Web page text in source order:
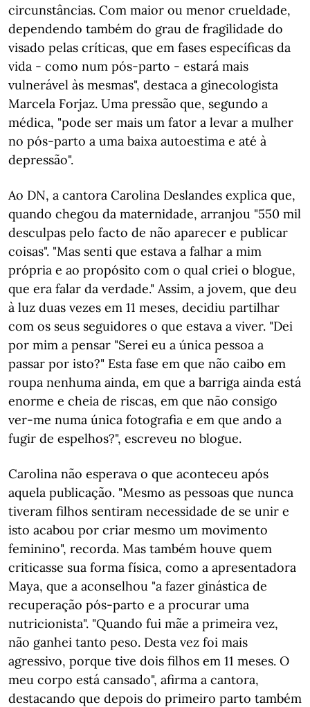
circunstâncias. Com maior ou menor crueldade,
dependendo também do grau de fragilidade do
visado pelas críticas, que em fases específicas da
vida - como num pós-parto - estará mais
vulnerável às mesmas", destaca a ginecologista
Marcela Forjaz. Uma pressão que, segundo a
médica, "pode ser mais um fator a levar a mulher
no pós-parto a uma baixa autoestima e até à
depressão".
Ao DN, a cantora Carolina Deslandes explica que,
quando chegou da maternidade, arranjou "550 mil
desculpas pelo facto de não aparecer e publicar
coisas". "Mas senti que estava a falhar a mim
própria e ao propósito com o qual criei o blogue,
que era falar da verdade." Assim, a jovem, que deu
à luz duas vezes em 11 meses, decidiu partilhar
com os seus seguidores o que estava a viver. "Dei
por mim a pensar "Serei eu a única pessoa a
passar por isto?" Esta fase em que não caibo em
roupa nenhuma ainda, em que a barriga ainda está
enorme e cheia de riscas, em que não consigo
ver-me numa única fotografia e em que ando a
fugir de espelhos?", escreveu no blogue.
Carolina não esperava o que aconteceu após
aquela publicação. "Mesmo as pessoas que nunca
tiveram filhos sentiram necessidade de se unir e
isto acabou por criar mesmo um movimento
feminino", recorda. Mas também houve quem
criticasse sua forma física, como a apresentadora
Maya, que a aconselhou "a fazer ginástica de
recuperação pós-parto e a procurar uma
nutricionista". "Quando fui mãe a primeira vez,
não ganhei tanto peso. Desta vez foi mais
agressivo, porque tive dois filhos em 11 meses. O
meu corpo está cansado", afirma a cantora,
destacando que depois do primeiro parto também